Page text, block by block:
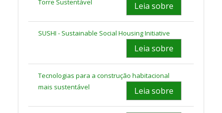
Torre Sustentável Leia sobre
SUSHI - Sustainable Social Housing Initiative
Leia sobre
Tecnologias para a construção habitacional
mais sustentável
Leia sobre